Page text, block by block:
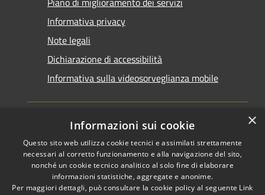
Informativa privacy
Note legali
Dichiarazione di accessibilità
Informativa sulla videosorveglianza mobile
RSS
Accessibilità
Copyright © 2026 • Comune di
Taranto • Powered by
Municipium•Accesso
×
Informazioni sui cookie
Questo sito web utilizza cookie tecnici e assimilati strettamente
necessari al corretto funzionamento e alla navigazione del sito,
nonché un cookie tecnico analitico al solo fine di elaborare
informazioni statistiche, aggregate e anonime.
Per maggiori dettagli, può consultare la cookie policy al seguente Link